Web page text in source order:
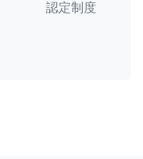
認定制度